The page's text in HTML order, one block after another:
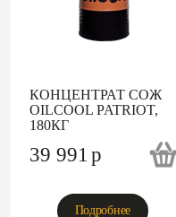
КОНЦЕНТРАТ СОЖ
OILCOOL PATRIOT,
180КГ
39 991p
Подробнее